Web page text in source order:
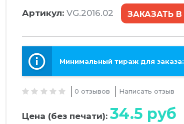
Артикул: VG.2016.02 ЗАКАЗАТЬ В
Минимальный тираж для
0 отзывов Написать отзыв
Цена (без печати): 34.5 руб